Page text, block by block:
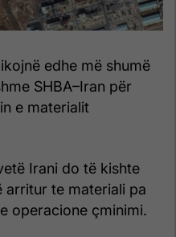
edhe më shumë
SHBA–Iran për
e materialit
Irani do të kishte
arritur te materiali pa
operacione çminimi.